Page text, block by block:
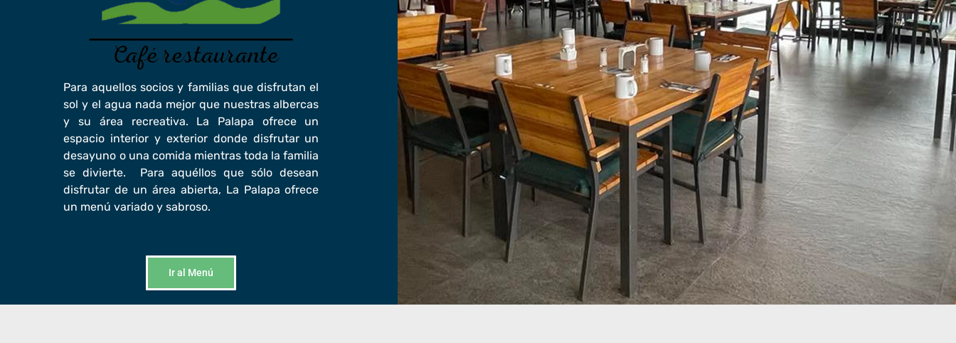
Para aquellos socios y familias que disfrutan el
sol y el agua nada mejor que nuestras albercas
y su área recreativa. La Palapa ofrece un
espacio interior y exterior donde disfrutar un
desayuno o una comida mientras toda la familia
se divierte. Para aquéllos que sólo desean
disfrutar de un área abierta, La Palapa ofrece
un menú variado y sabroso.
Ir al Menú